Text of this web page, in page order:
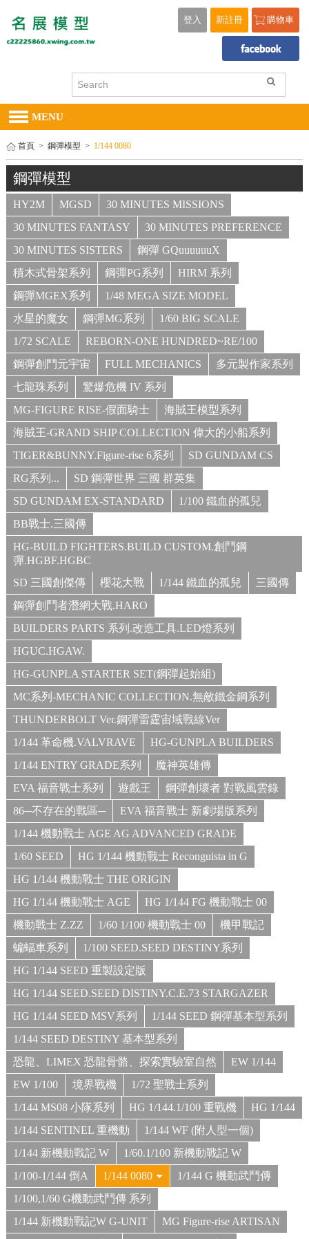
購物車
新註冊
登入
MENU
首頁 > 鋼彈模型 > 1/144 0080
鋼彈模型
HY2M MGSD
30 MINUTES MISSIONS
30 MINUTES FANTASY
30 MINUTES PREFERENCE
30 MINUTES SISTERS
鋼彈 GQuuuuuuX
積木式骨架系列
鋼彈PG系列
HIRM 系列
鋼彈MGEX系列
1/48 MEGA SIZE MODEL
水星的魔女
鋼彈MG系列
1/60 BIG SCALE
1/72 SCALE
REBORN-ONE HUNDRED~RE/100
鋼彈創鬥元宇宙
FULL MECHANICS
多元製作家系列
七龍珠系列
驚爆危機 IV 系列
MG-FIGURE RISE-假面騎士
海賊王模型系列
海賊王-GRAND SHIP COLLECTION 偉大的小船系列
TIGER&BUNNY.Figure-rise 6系列
SD GUNDAM CS
RG系列...
SD 鋼彈世界 三國 群英集
SD GUNDAM EX-STANDARD
1/100 鐵血的孤兒
BB戰士.三國傳
HG-BUILD FIGHTERS.BUILD CUSTOM.創鬥鋼
彈.HGBF.HGBC
SD 三國創傑傳
櫻花大戰 1/144 鐵血的孤兒
三國傳
鋼彈創鬥者潛網大戰.HARO
BUILDERS PARTS 系列.改造工具.LED燈系列
HGUC.HGAW.
HG-GUNPLA STARTER SET(鋼彈起始組)
MC系列-MECHANIC COLLECTION.無敵鐵金鋼系列
THUNDERBOLT Ver.鋼彈雷霆宙域戰線Ver
1/144 革命機.VALVRAVE
HG-GUNPLA BUILDERS
1/144 ENTRY GRADE系列
魔神英雄傳
EVA 福音戰士系列
遊戲王
鋼彈創壞者 對戰風雲錄
86─不存在的戰區─
EVA 福音戰士 新劇場版系列
1/144 機動戰士 AGE AG ADVANCED GRADE
1/60 SEED
HG 1/144 機動戰士 Reconguista in G
HG 1/144 機動戰士 THE ORIGIN
HG 1/144 機動戰士 AGE
HG 1/144 FG 機動戰士 00
機動戰士 Z.ZZ
1/60 1/100 機動戰士 00
機甲戰記
蝙蝠車系列
1/100 SEED.SEED DESTINY系列
HG 1/144 SEED 重製設定版
HG 1/144 SEED.SEED DISTINY.C.E.73 STARGAZER
HG 1/144 SEED MSV系列
1/144 SEED 鋼彈基本型系列
1/144 SEED DESTINY 基本型系列
恐龍、LIMEX 恐龍骨骼、探索實驗室自然
EW 1/144
EW 1/100
境界戰機
1/72 聖戰士系列
1/144 MS08 小隊系列
HG 1/144.1/100 重戰機
HG 1/144
1/144 SENTINEL 重機動
1/144 WF (附人型一個)
1/144 新機動戰記 W
1/60.1/100 新機動戰記 W
1/100-1/144 倒A
1/144 0080
1/144 G 機動武鬥傳
1/100,1/60 G機動武鬥傳 系列
1/144 新機動戰記W G-UNIT
MG Figure-rise ARTISAN